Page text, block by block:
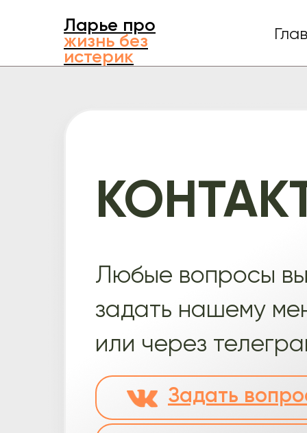
Ларье про
жизнь без
истерик
Любые вопросы
задать нашему
или через
Задать